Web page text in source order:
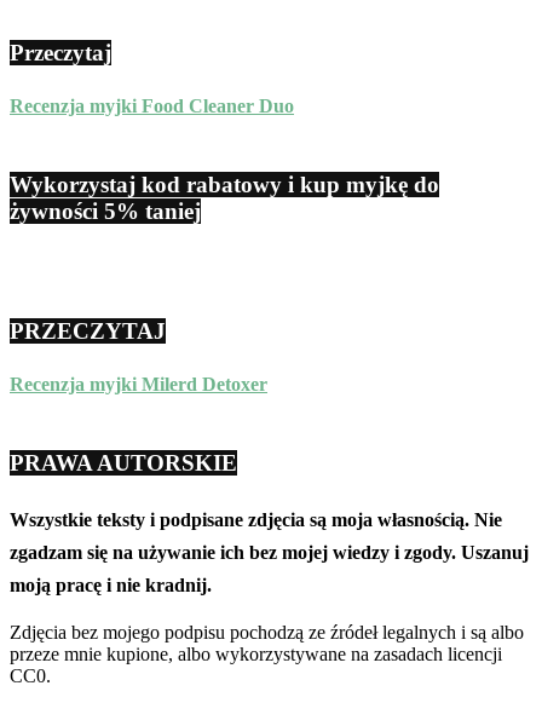
Przeczytaj
Recenzja myjki Food Cleaner Duo
Wykorzystaj kod rabatowy i kup myjkę do
żywności 5% taniej
PRZECZYTAJ
Recenzja myjki Milerd Detoxer
PRAWA AUTORSKIE
Wszystkie teksty i podpisane zdjęcia są moja własnością. Nie
zgadzam się na używanie ich bez mojej wiedzy i zgody. Uszanuj
moją pracę i nie kradnij.
Zdjęcia bez mojego podpisu pochodzą ze źródeł legalnych i są albo
przeze mnie kupione, albo wykorzystywane na zasadach licencji
CC0.